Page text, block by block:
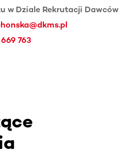
w Dziale Rekrutacji Dawców
763